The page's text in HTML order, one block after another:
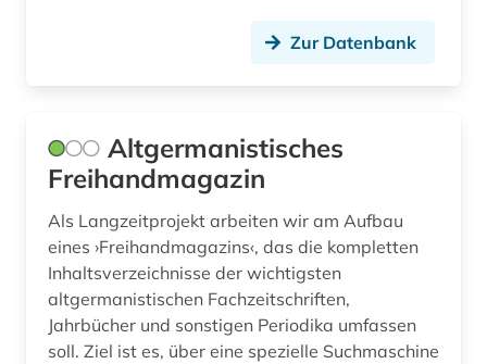
fid nordeuorpa (1)
fid nordeuropa (5)
film (13)
Zur Datenbank
Altgermanistisches
Freihandmagazin
Als Langzeitprojekt arbeiten wir am Aufbau
eines ›Freihandmagazins‹, das die kompletten
Inhaltsverzeichnisse der wichtigsten
altgermanistischen Fachzeitschriften,
Jahrbücher und sonstigen Periodika umfassen
soll. Ziel ist es, über eine spezielle Suchmaschine